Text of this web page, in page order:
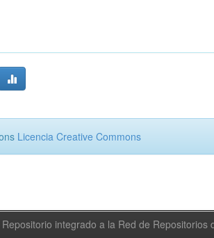
Licencia Creative Commons
Repositorio integrado a la Red de Repositorios